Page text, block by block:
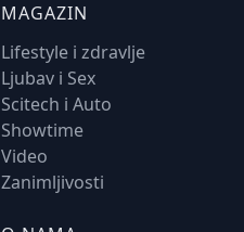
MAGAZIN
Lifestyle i zdravlje
Ljubav i Sex
Scitech i Auto
Showtime
Video
Zanimljivosti